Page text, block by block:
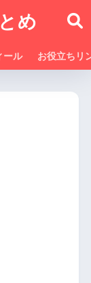
め
ール お役立ちリ